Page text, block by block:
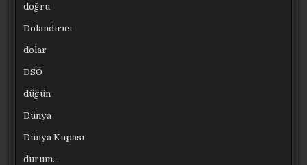
doğru
Dolandırıcı
dolar
DSÖ
düğün
Dünya
Dünya Kupası
durum…